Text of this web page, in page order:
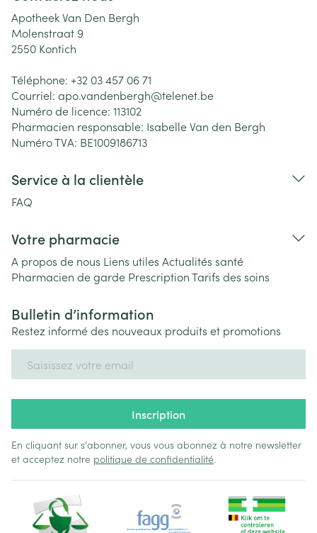
Apotheek Van Den Bergh
Molenstraat 9
2550 Kontich
Téléphone: +32 03 457 06 71
Courriel: apo.vandenbergh@telenet.be
Numéro de licence: 113102
Pharmacien responsable: Isabelle Van den Bergh
Numéro TVA: BE1009186713
Service à la clientèle
FAQ
Votre pharmacie
A propos de nous Liens utiles Actualités santé
Pharmacien de garde PrescriptionTarifs des soins
Bulletin d’information
Restez informé des nouveaux produits et promotions
Inscription
En cliquant sur s'abonner, vous vous abonnez à notre newsletter
et acceptez notre politique de confidentialité.